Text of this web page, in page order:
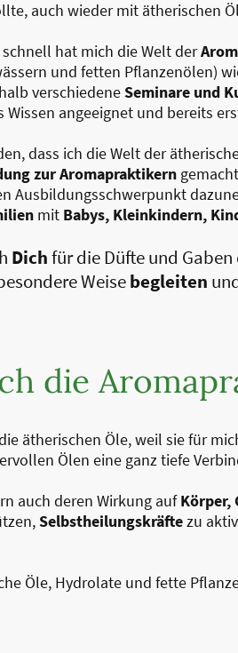
auch wieder mit ätherischen
hat mich die Welt der
und fetten Pflanzenölen)
verschiedeneSeminare und
angeeignet und bereits
dass ich die Welt der
zur Aromapraktikern
Ausbildungsschwerpunkt
mit Babys, Kleinkindern,
Dichfür die Düfte und
Weisebegleiten
die
ätherischen Öle, weil sie für
Ölen eine ganz tiefe
auch deren Wirkung aufKörper,
Selbstheilungskräftezu
Öle, Hydrolate und fette